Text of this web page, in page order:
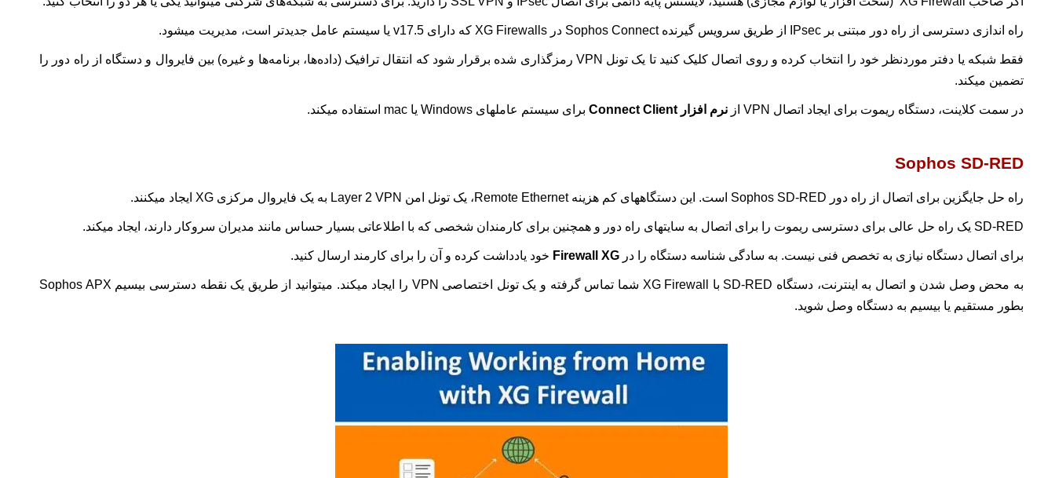
راه‌ اندازی دسترسی از راه دور مبتنی بر IPsec از طریق سرویس گیرنده Sophos Connect در XG Firewalls که دارای v17.5 یا سیستم عامل جدیدتر است، مدیریت میشود.
فقط شبکه یا دفتر موردنظر خود را انتخاب کرده و روی اتصال کلیک کنید تا یک تونل VPN رمزگذاری شده برقرار شود که انتقال ترافیک (داده‌ها، برنامه‌ها و غیره) بین فایروال و دستگاه از راه دور را
تضمین میکند.
در سمت کلاینت، دستگاه ریموت برای ایجاد اتصال VPN از نرم افزار Connect Client برای سیستم عاملهای Windows یا mac استفاده میکند.
Sophos SD-RED
راه حل جایگزین برای اتصال از راه دور Sophos SD-RED است. این دستگاههای کم هزینه Remote Ethernet، یک تونل امن Layer 2 VPN به یک فایروال مرکزی XG ایجاد میکنند.
SD-RED یک راه حل عالی برای دسترسی ریموت را برای اتصال به سایتهای راه دور و همچنین برای کارمندان شخصی که با اطلاعاتی بسیار حساس مانند مدیران سروکار دارند، ایجاد میکند.
برای اتصال دستگاه نیازی به تخصص فنی نیست. به سادگی شناسه دستگاه را در Firewall XG خود یادداشت کرده و آن را برای کارمند ارسال کنید.
به محض وصل شدن و اتصال به اینترنت، دستگاه SD-RED با XG Firewall شما تماس گرفته و یک تونل اختصاصی VPN را ایجاد میکند. میتوانید از طریق یک نقطه دسترسی بیسیم Sophos APX
بطور مستقیم یا بیسیم به دستگاه وصل شوید.